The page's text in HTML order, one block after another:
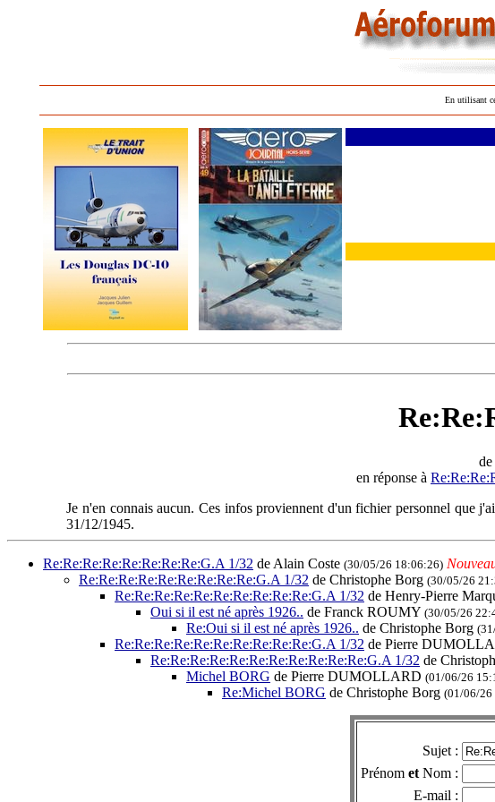
En utilisant
de
en réponse à
Je n'en connais aucun. Ces infos proviennent d'un fichier personnel que
31/12/1945.
Re:Re:Re:Re:Re:Re:Re:Re:G.A 1/32 de Alain Coste (30/05/26 18:06:26)
Re:Re:Re:Re:Re:Re:Re:Re:Re:G.A 1/32 de Christophe Borg (30/05/26
Re:Re:Re:Re:Re:Re:Re:Re:Re:Re:G.A 1/32 de Henry-Pierre
Oui si il est né après 1926.. de Franck ROUMY (30/05/26
Re:Oui si il est né après 1926.. de Christophe Borg
Re:Re:Re:Re:Re:Re:Re:Re:Re:Re:G.A 1/32 de Pierre
Re:Re:Re:Re:Re:Re:Re:Re:Re:Re:Re:G.A 1/32 de
Michel BORG de Pierre DUMOLLARD (01/06/26
Re:Michel BORG de Christophe Borg (01/06/
Sujet :
Prénom et Nom :
E-mail :